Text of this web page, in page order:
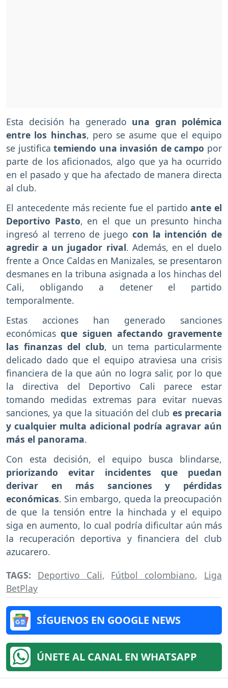
Esta decisión ha generado una gran polémica
entre los hinchas, pero se asume que el equipo
se justificatemiendo una invasión de campo por
parte de los aficionados, algo que ya ha ocurrido
en el pasado y que ha afectado de manera directa
al club.
El antecedente más reciente fue el partidoante el
Deportivo Pasto, en el que un presunto hincha
ingresó al terreno de juego con la intención de
agredir a un jugador rival. Además, en el duelo
frente a Once Caldas en Manizales, se presentaron
desmanes en la tribuna asignada a los hinchas del
Cali, obligando a detener el partido
temporalmente.
Estas acciones han generado sanciones
económicasque siguen afectando gravemente
las finanzas del club, un tema particularmente
delicado dado que el equipo atraviesa una crisis
financiera de la que aún no logra salir, por lo que
la directiva del Deportivo Cali parece estar
tomando medidas extremas para evitar nuevas
sanciones, ya que la situación del club es precaria
y cualquier multa adicional podría agravar aún
más el panorama.
Con esta decisión, el equipo busca blindarse,
priorizando evitar incidentes que puedan
derivar en más sanciones y pérdidas
económicas. Sin embargo, queda la preocupación
de que la tensión entre la hinchada y el equipo
siga en aumento, lo cual podría dificultar aún más
la recuperación deportiva y financiera del club
azucarero.
TAGS: Deportivo Cali, Fútbol colombiano, Liga
BetPlay
SÍGUENOS EN GOOGLE NEWS
ÚNETE AL CANAL EN WHATSAPP